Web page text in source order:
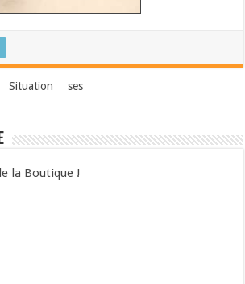
Situation ses
la Boutique !